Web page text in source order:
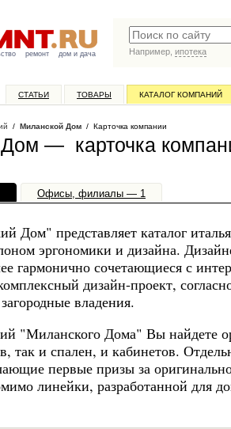
ремонт дом и дача
Например, ипотека
СТАТЬИ ТОВАРЫ КАТАЛОГ КОМПАНИЙ
/ Миланской Дом / Карточка компании
— карточка
Офисы, филиалы — 1
Дом" представляет каталог
эргономики и дизайна.
гармонично сочетающиеся с
дизайн-проект,
владения.
"Миланского Дома" Вы найдете
так и спален, и кабинетов.
первые призы за
линейки, разработанной для